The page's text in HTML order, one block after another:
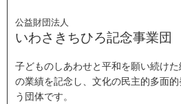
公益財団法人
いわさきちひろ記念事業団
子どものしあわせと平和を願い続け
の業績を記念し、文化の民主的多面
う団体です。